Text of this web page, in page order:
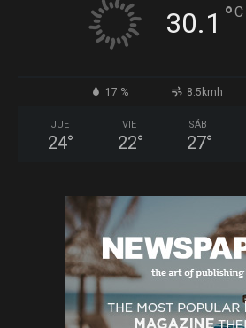
30.1 °C
17 % 8.5kmh
JUE
24°
VIE
22°
SÁB
27°